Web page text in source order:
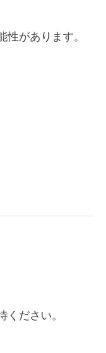
があります。
ださい。